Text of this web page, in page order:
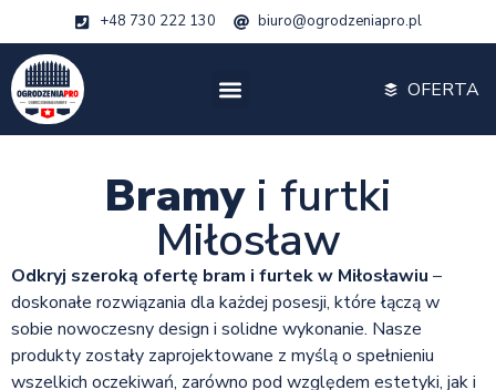
+48 730 222 130 biuro@ogrodzeniapro.pl
OFERTA
Bramy i furtki
Miłosław
Odkryj szeroką ofertę bram i furtek w Miłosławiu –
doskonałe rozwiązania dla każdej posesji, które łączą w
sobie nowoczesny design i solidne wykonanie. Nasze
produkty zostały zaprojektowane z myślą o spełnieniu
wszelkich oczekiwań, zarówno pod względem estetyki, jak i